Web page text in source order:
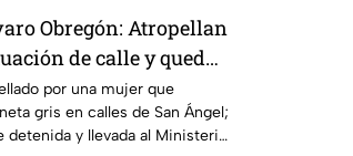
Obregón: Atropellan
de calle y queda
Ángel, CDMX
por una mujer que
gris en calles de San Ángel;
detenida y llevada al Ministerio